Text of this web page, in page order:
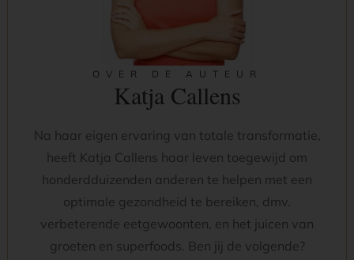
OVER DE AUTEUR
Katja Callens
Na haar eigen ervaring van totale transformatie,
heeft Katja Callens haar leven toegewijd om
honderdduizenden anderen te helpen met een
optimale gezondheid te bereiken, dmv.
verbeterende eetgewoonten, en het juicen van
groeten en superfoods. Ben jij de volgende?